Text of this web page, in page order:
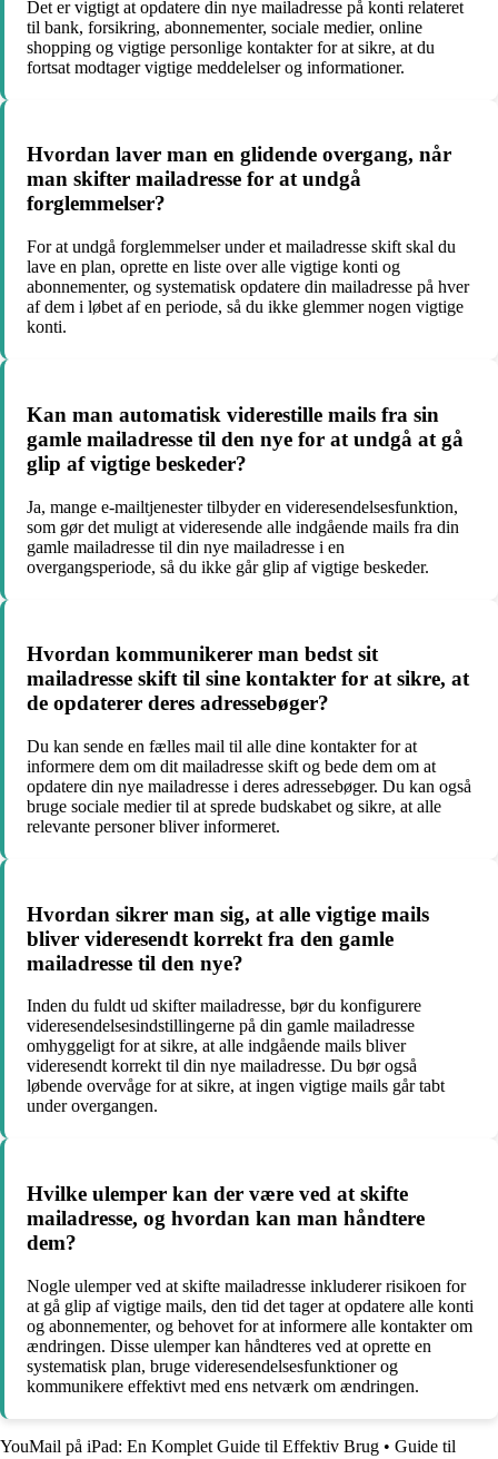
Det er vigtigt at opdatere din nye mailadresse på konti relateret
til bank, forsikring, abonnementer, sociale medier, online
shopping og vigtige personlige kontakter for at sikre, at du
fortsat modtager vigtige meddelelser og informationer.
Hvordan laver man en glidende overgang, når
man skifter mailadresse for at undgå
forglemmelser?
For at undgå forglemmelser under et mailadresse skift skal du
lave en plan, oprette en liste over alle vigtige konti og
abonnementer, og systematisk opdatere din mailadresse på hver
af dem i løbet af en periode, så du ikke glemmer nogen vigtige
konti.
Kan man automatisk viderestille mails fra sin
gamle mailadresse til den nye for at undgå at gå
glip af vigtige beskeder?
Ja, mange e-mailtjenester tilbyder en videresendelsesfunktion,
som gør det muligt at videresende alle indgående mails fra din
gamle mailadresse til din nye mailadresse i en
overgangsperiode, så du ikke går glip af vigtige beskeder.
Hvordan kommunikerer man bedst sit
mailadresse skift til sine kontakter for at sikre, at
de opdaterer deres adressebøger?
Du kan sende en fælles mail til alle dine kontakter for at
informere dem om dit mailadresse skift og bede dem om at
opdatere din nye mailadresse i deres adressebøger. Du kan også
bruge sociale medier til at sprede budskabet og sikre, at alle
relevante personer bliver informeret.
Hvordan sikrer man sig, at alle vigtige mails
bliver videresendt korrekt fra den gamle
mailadresse til den nye?
Inden du fuldt ud skifter mailadresse, bør du konfigurere
videresendelsesindstillingerne på din gamle mailadresse
omhyggeligt for at sikre, at alle indgående mails bliver
videresendt korrekt til din nye mailadresse. Du bør også
løbende overvåge for at sikre, at ingen vigtige mails går tabt
under overgangen.
Hvilke ulemper kan der være ved at skifte
mailadresse, og hvordan kan man håndtere
dem?
Nogle ulemper ved at skifte mailadresse inkluderer risikoen for
at gå glip af vigtige mails, den tid det tager at opdatere alle konti
og abonnementer, og behovet for at informere alle kontakter om
ændringen. Disse ulemper kan håndteres ved at oprette en
systematisk plan, bruge videresendelsesfunktioner og
kommunikere effektivt med ens netværk om ændringen.
YouMail på iPad: En Komplet Guide til Effektiv Brug • Guide til